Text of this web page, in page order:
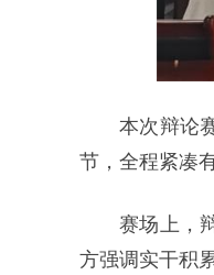
本次辩论
节，全程紧凑
赛场上，
方强调实干积